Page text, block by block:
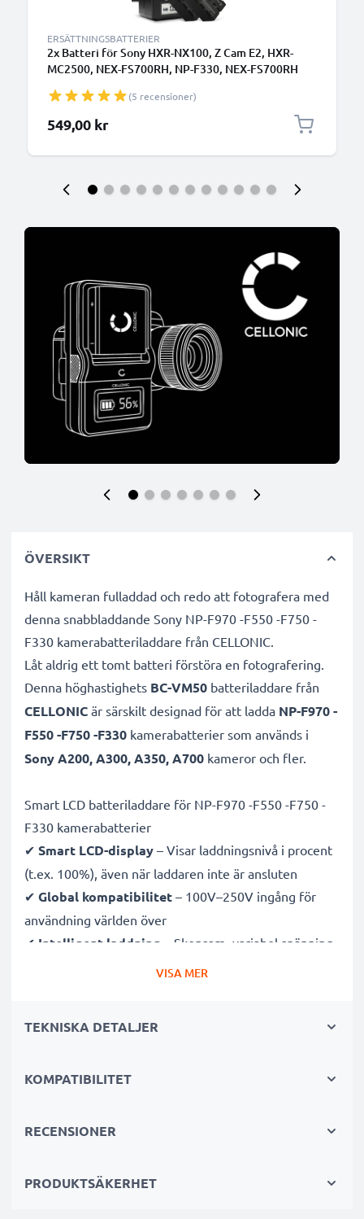
ERSÄTTNINGSBATTERIER
2x Batteri för Sony HXR-NX100, Z Cam E2, HXR-
MC2500, NEX-FS700RH, NP-F330, NEX-FS700RH
uppladdningsbara kamerabatterier
(5 recensioner)
549,00 kr
ÖVERSIKT
Håll kameran fulladdad och redo att fotografera med
denna snabbladdande Sony NP-F970 -F550 -F750 -
F330 kamerabatteriladdare från CELLONIC.
Låt aldrig ett tomt batteri förstöra en fotografering.
Denna höghastighets BC-VM50 batteriladdare från
CELLONIC är särskilt designad för att ladda NP-F970 -
F550 -F750 -F330 kamerabatterier som används i
Sony A200, A300, A350, A700 kameror och fler.
Smart LCD batteriladdare för NP-F970 -F550 -F750 -
F330 kamerabatterier
✔ Smart LCD-display – Visar laddningsnivå i procent
(t.ex. 100%), även när laddaren inte är ansluten
✔ Global kompatibilitet – 100V–250V ingång för
användning världen över
✔ Intelligent laddning – Skonsam, variabel spänning
förlänger batteriets livslängd
kortslutning
Kompakt & resevänlig
✔Hållbara material
VISA MER
TEKNISKA DETALJER
KOMPATIBILITET
RECENSIONER
PRODUKTSÄKERHET